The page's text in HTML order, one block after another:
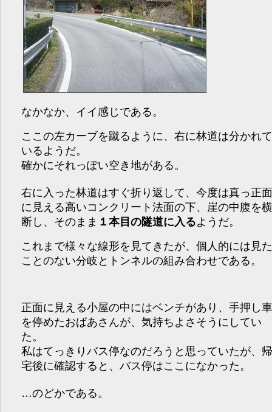
なかなか、イイ感じである。
ここの左カーブを蹴るように、右に林道は分かれ
いるようだ。
確かにそれっぽい空き地がある。
右に入った林道はすぐ折り返して、今度は真っ正
に見える高いコンクリート法面の下、崖の中腹を
断し、そのまま １本目の隧道に入るようだ。
これまで様々な線形を見てきたが、個人的には見
ことのない分岐とトンネルの組み合わせである。
正面に見える小屋の中にはベンチがあり、手押し
を停めたおばあさんが、気持ちよさそうにしてい
た。
私はてっきりバス停なのだろうと思っていたが、
宅後に確認すると、バス停はここになかった。
…のどかである。